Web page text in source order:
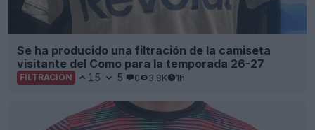
Se ha producido una filtración de la camiseta
visitante del Como para la temporada 26-27
FILTRACIÓN 15 5 0 3.8K 1h